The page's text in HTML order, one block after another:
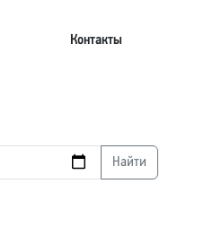
Контакты
Найти